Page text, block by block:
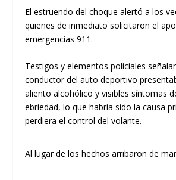
El estruendo del choque alertó a los
quienes de inmediato solicitaron el
emergencias 911.
Testigos y elementos policiales
conductor del auto deportivo
aliento alcohólico y visibles síntomas
ebriedad, lo que habría sido la causa
perdiera el control del volante.
​Al lugar de los hechos arribaron de